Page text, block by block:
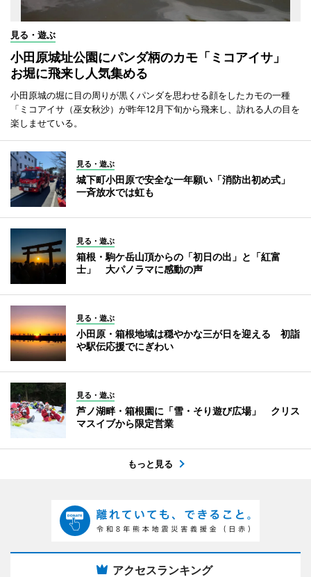
見る・遊ぶ
小田原城址公園にパンダ柄のカモ「ミコアイサ」
お堀に飛来し人気集める
小田原城の堀に目の周りが黒くパンダを思わせる顔をしたカモの一種
「ミコアイサ（巫女秋沙）が昨年12月下旬から飛来し、訪れる人の目を
楽しませている。
見る・遊ぶ
城下町小田原で安全な一年願い「消防出初め式」
一斉放水では虹も
見る・遊ぶ
箱根・駒ケ岳山頂からの「初日の出」と「紅富
士」 大パノラマに感動の声
見る・遊ぶ
小田原・箱根地域は穏やかな三が日を迎える 初詣
や駅伝応援でにぎわい
見る・遊ぶ
芦ノ湖畔・箱根園に「雪・そり遊び広場」 クリス
マスイブから限定営業
もっと見る
アクセスランキング